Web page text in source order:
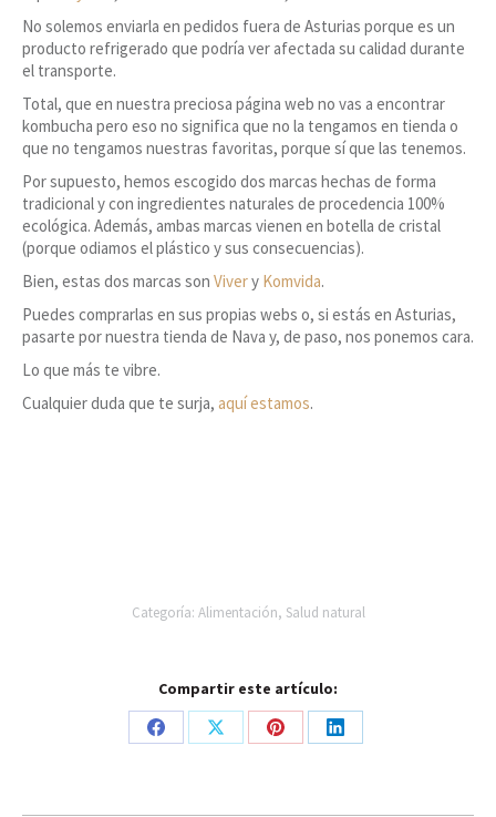
No solemos enviarla en pedidos fuera de Asturias porque es un
producto refrigerado que podría ver afectada su calidad durante
el transporte.
Total, que en nuestra preciosa página web no vas a encontrar
kombucha pero eso no significa que no la tengamos en tienda o
que no tengamos nuestras favoritas, porque sí que las tenemos.
Por supuesto, hemos escogido dos marcas hechas de forma
tradicional y con ingredientes naturales de procedencia 100%
ecológica. Además, ambas marcas vienen en botella de cristal
(porque odiamos el plástico y sus consecuencias).
Bien, estas dos marcas son Vivery Komvida.
Puedes comprarlas en sus propias webs o, si estás en Asturias,
pasarte por nuestra tienda de Nava y, de paso, nos ponemos cara.
Lo que más te vibre.
Cualquier duda que te surja, aquí estamos.
Categoría: Alimentación, Salud natural
Compartir este artículo:
Share
Share
Share
Share